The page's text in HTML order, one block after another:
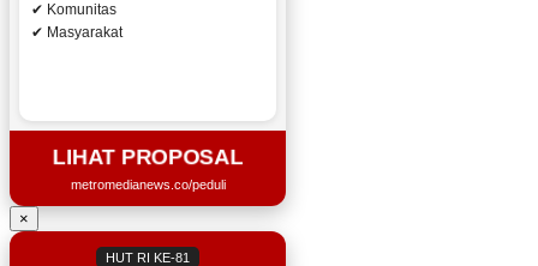
✔ Komunitas
✔ Masyarakat
LIHAT PROPOSAL
metromedianews.co/peduli
×
HUT RI KE-81